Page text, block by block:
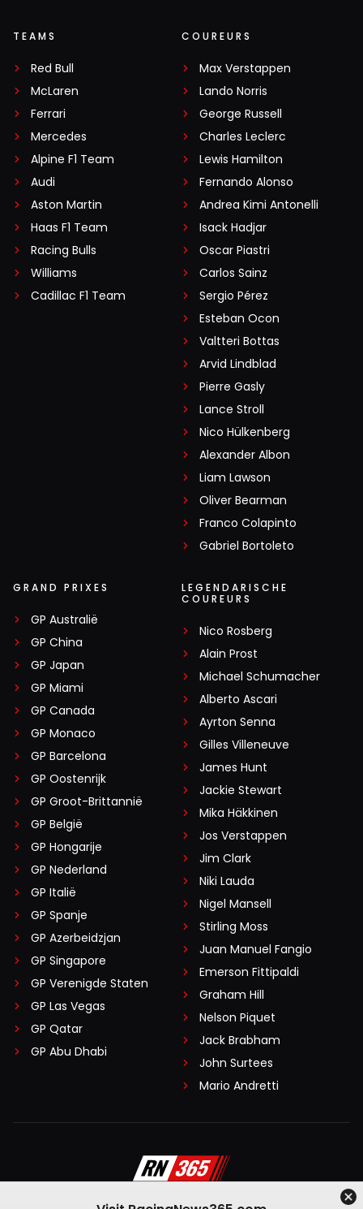
TEAMS
Red Bull
McLaren
Ferrari
Mercedes
Alpine F1 Team
Audi
Aston Martin
Haas F1 Team
Racing Bulls
Williams
Cadillac F1 Team
COUREURS
Max Verstappen
Lando Norris
George Russell
Charles Leclerc
Lewis Hamilton
Fernando Alonso
Andrea Kimi Antonelli
Isack Hadjar
Oscar Piastri
Carlos Sainz
Sergio Pérez
Esteban Ocon
Valtteri Bottas
Arvid Lindblad
Pierre Gasly
Lance Stroll
Nico Hülkenberg
Alexander Albon
Liam Lawson
Oliver Bearman
Franco Colapinto
Gabriel Bortoleto
GRAND PRIXES
GP Australië
GP China
GP Japan
GP Miami
GP Canada
GP Monaco
GP Barcelona
GP Oostenrijk
GP Groot-Brittannië
GP België
GP Hongarije
GP Nederland
GP Italië
GP Spanje
GP Azerbeidzjan
GP Singapore
GP Verenigde Staten
GP Las Vegas
GP Qatar
GP Abu Dhabi
LEGENDARISCHE
COUREURS
Nico Rosberg
Alain Prost
Michael Schumacher
Alberto Ascari
Ayrton Senna
Gilles Villeneuve
James Hunt
Jackie Stewart
Mika Häkkinen
Jos Verstappen
Jim Clark
Niki Lauda
Nigel Mansell
Stirling Moss
Juan Manuel Fangio
Emerson Fittipaldi
Graham Hill
Nelson Piquet
Jack Brabham
John Surtees
Mario Andretti